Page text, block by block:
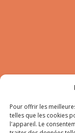
Pour offrir les
telles que les cookies
l'appareil. Le
Mail: